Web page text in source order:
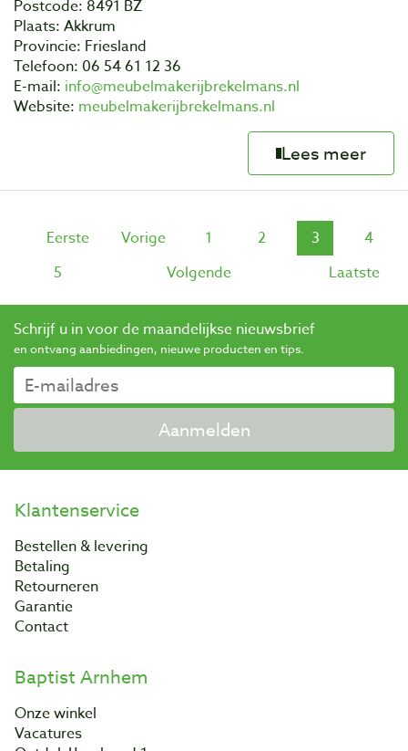
Postcode: 8491 BZ
Plaats: Akkrum
Provincie: Friesland
Telefoon: 06 54 61 12 36
E-mail: info@meubelmakerijbrekelmans.nl
Website: meubelmakerijbrekelmans.nl
Lees meer
Eerste Vorige 1 2 3
4
5
Volgende Laatste
Schrijf u in voor de maandelijkse nieuwsbrief
en ontvang aanbiedingen, nieuwe producten en tips.
Aanmelden
Klantenservice
Bestellen & levering
Betaling
Retourneren
Garantie
Contact
Baptist Arnhem
Onze winkel
Vacatures